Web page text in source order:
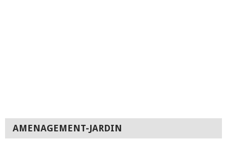
AMENAGEMENT-JARDIN